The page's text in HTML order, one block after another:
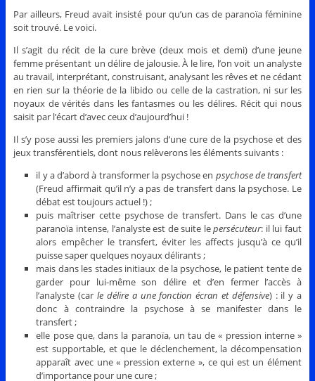
Par ailleurs, Freud avait insisté pour qu’un cas de paranoïa féminine
soit trouvé. Le voici.
Il s’agit du récit de la cure brève (deux mois et demi) d’une jeune
femme présentant un délire de jalousie. À le lire, l’on voit un analyste
au travail, interprétant, construisant, analysant les rêves et ne cédant
en rien sur la théorie de la libido ou celle de la castration, ni sur les
noyaux de vérités dans les fantasmes ou les délires. Récit qui nous
saisit par l’écart d’avec ceux d’aujourd’hui !
Il s’y pose aussi les premiers jalons d’une cure de la psychose et des
jeux transférentiels, dont nous relèverons les éléments suivants :
il y a d’abord à transformer la psychose en psychose de transfert
(Freud affirmait qu’il n’y a pas de transfert dans la psychose. Le
débat est toujours actuel !) ;
puis maîtriser cette psychose de transfert. Dans le cas d’une
paranoïa intense, l’analyste est de suite lepersécuteur: il lui faut
alors empêcher le transfert, éviter les affects jusqu’à ce qu’il
puisse saper quelques noyaux délirants ;
mais dans les stades initiaux de la psychose, le patient tente de
garder pour lui-même son délire et d’en fermer l’accès à
l’analyste (carle délire a une fonction écran et défensive) : il y a
donc à contraindre la psychose à se manifester dans le
transfert ;
elle pose que, dans la paranoïa, un tau de « pression interne »
est supportable, et que le déclenchement, la décompensation
apparaît avec une « pression externe », ce qui est un élément
d’importance pour une cure ;